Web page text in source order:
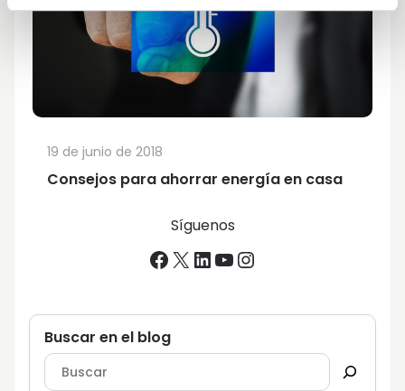
Consejos para ahorrar energía en casa
19 de junio de 2018
Síguenos
Facebook
X LinkedIn
YouTube
Instagram
Buscar en el blog